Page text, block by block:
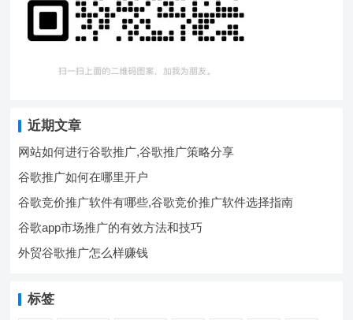
近期文章
网站如何进行谷歌推广,谷歌推广策略分享
谷歌推广如何在哪里开户
谷歌竞价推广软件有哪些,谷歌竞价推广软件选择指南
谷歌app市场推广的有效方法和技巧
外贸谷歌推广怎么样赚钱
标签